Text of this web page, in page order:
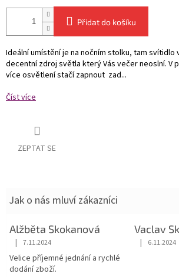
Přidat do košíku
Ideální umístění je na nočním stolku, tam svítidlo
decentní zdroj světla který Vás večer neoslní. V
více osvětlení stačí zapnout zad...
Číst více
ZEPTAT SE
Jak o nás mluví zákazníci
Alžběta Skokanová
Hodnocení obchodu je 5 z 5 hvězdiček.
| 7.11.2024
Velice příjemné jednání a rychlé
dodání zboží.
Vaclav
Hodnocení
| 6.11.2024